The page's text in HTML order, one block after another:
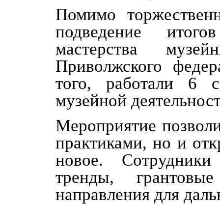
Помимо
подведение
мастерства
Приволжского
того, работали 6
музейной
Мероприятие
практиками, но и
новое.
тренды,
направления для